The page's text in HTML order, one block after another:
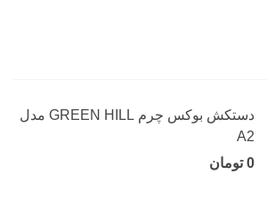
دستکش بوکس چرم GREEN HILL مدل
A2
0 تومان